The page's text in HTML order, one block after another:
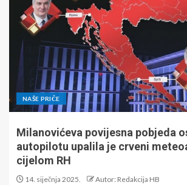
NAŠE PRIČE
Milanovićeva povijesna pobjeda
autopilotu upalila je crveni
cijelom RH
14. siječnja 2025. Autor: Redakcija HB